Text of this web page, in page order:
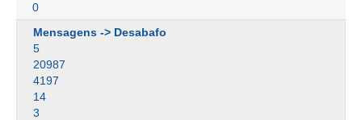
0
Mensagens -> Desabafo
5
20987
4197
14
3